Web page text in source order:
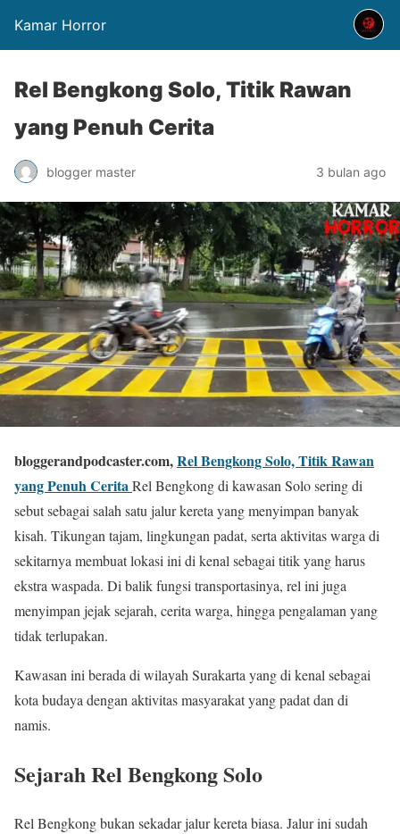
Kamar Horror
Rel Bengkong Solo, Titik Rawan
yang Penuh Cerita
blogger master 3 bulan ago
bloggerandpodcaster.com,Rel Bengkong Solo, Titik Rawan
yang Penuh CeritaRel Bengkong di kawasan Solo sering di
sebut sebagai salah satu jalur kereta yang menyimpan banyak
kisah. Tikungan tajam, lingkungan padat, serta aktivitas warga di
sekitarnya membuat lokasi ini di kenal sebagai titik yang harus
ekstra waspada. Di balik fungsi transportasinya, rel ini juga
menyimpan jejak sejarah, cerita warga, hingga pengalaman yang
tidak terlupakan.
Kawasan ini berada di wilayah Surakarta yang di kenal sebagai
kota budaya dengan aktivitas masyarakat yang padat dan di
namis.
Sejarah Rel Bengkong Solo
Rel Bengkong bukan sekadar jalur kereta biasa. Jalur ini sudah